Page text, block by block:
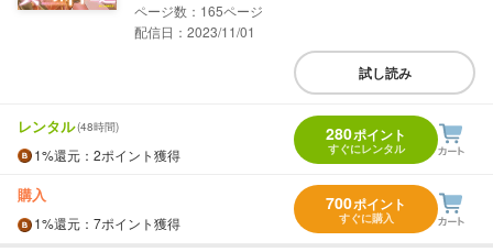
165
配信日：2023/11/01
試し読み
レンタル(48時間)
1%還元 ：2ポイント獲得
280ポイント
すぐにレンタル
購入
1%還元 ：7ポイント獲得
700ポイント
すぐに購入